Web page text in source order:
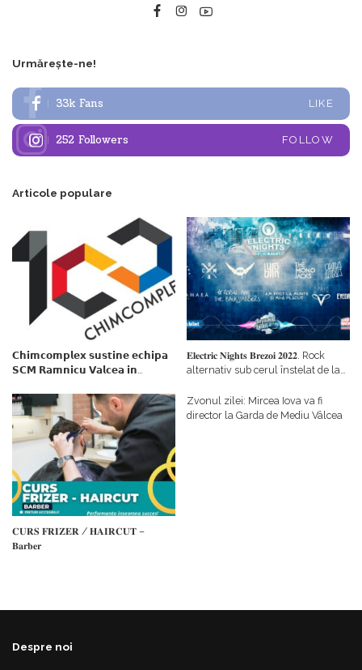
Urmărește-ne!
33k Fans LIKE
252 Followers FOLLOW
Articole populare
𝗖𝗵𝗶𝗺𝗰𝗼𝗺𝗽𝗹𝗲𝘅 𝘀𝘂𝘀𝘁𝗶𝗻𝗲 𝗲𝗰𝗵𝗶𝗽𝗮
𝗦𝗖𝗠 𝗥𝗮𝗺𝗻𝗶𝗰𝘂 𝗩𝗮𝗹𝗰𝗲𝗮 𝗶𝗻
𝗳𝗶𝗻𝗮𝗻𝘁𝗮𝘁𝗼𝗿
𝐄𝐥𝐞𝐜𝐭𝐫𝐢𝐜 𝐍𝐢𝐠𝐡𝐭𝐬 𝐁𝐫𝐞𝐳𝐨𝐢 𝟐𝟎𝟐𝟐. Rock
alternativ sub cerul înstelat de la
𝐂𝐔𝐑𝐒 𝐅𝐑𝐈𝐙𝐄𝐑 / 𝐇𝐀𝐈𝐑𝐂𝐔𝐓 –
𝐁𝐚𝐫𝐛𝐞𝐫
Zvonul zilei: Mircea Iova va fi
director la Garda de Mediu Vâlcea
Despre noi